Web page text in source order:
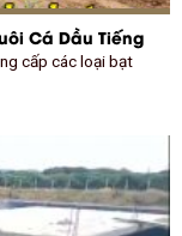
Cá Dầu Tiếng
cấp các loại bạt